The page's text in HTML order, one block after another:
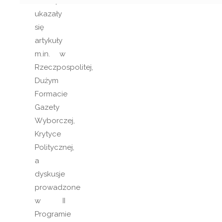
ukazały
się
artykuły
m.in. w
Rzeczpospolitej,
Dużym
Formacie
Gazety
Wyborczej,
Krytyce
Politycznej,
a
dyskusje
prowadzone
w II
Programie